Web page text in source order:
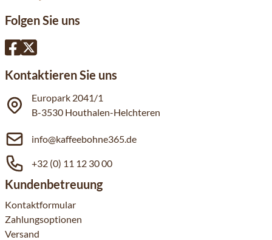
Folgen Sie uns
Kontaktieren Sie uns
Europark 2041/1
B-3530 Houthalen-Helchteren
info@kaffeebohne365.de
+32 (0) 11 12 30 00
Kundenbetreuung
Kontaktformular
Zahlungsoptionen
Versand